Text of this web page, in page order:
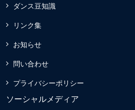
ダンス豆知識
リンク集
お知らせ
問い合わせ
プライバシーポリシー
ソーシャルメディア